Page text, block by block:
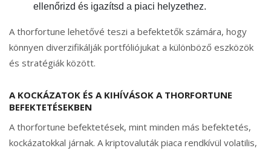
ellenőrizd és igazítsd a piaci helyzethez.
A thorfortune lehetővé teszi a befektetők számára, hogy
könnyen diverzifikálják portfóliójukat a különböző eszközök
és stratégiák között.
A KOCKÁZATOK ÉS A KIHÍVÁSOK A THORFORTUNE
BEFEKTETÉSEKBEN
A thorfortune befektetések, mint minden más befektetés,
kockázatokkal járnak. A kriptovaluták piaca rendkívül volatilis,